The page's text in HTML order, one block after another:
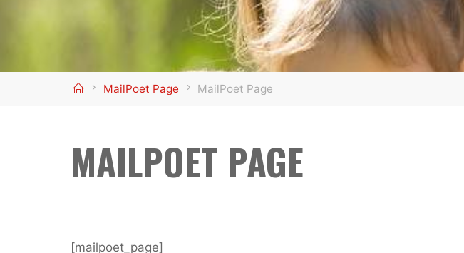
HomeMailPoet Page MailPoet Page
MAILPOET PAGE
[mailpoet_page]